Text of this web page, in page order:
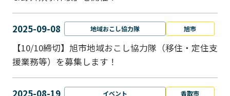
2025-09-08 地域おこし協力隊 旭市
【10/10締切】旭市地域おこし協力隊（移住・定住支
援業務等）を募集します！
2025-08-19 イベント 香取市